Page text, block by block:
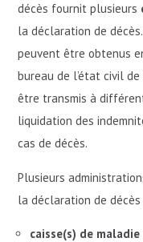
décès fournit plusieurs
la déclaration de
peuvent être obtenus
bureau de l’état civil
être transmis à
liquidation des
cas de décès.
Plusieurs
la déclaration de décès
caisse(s) de